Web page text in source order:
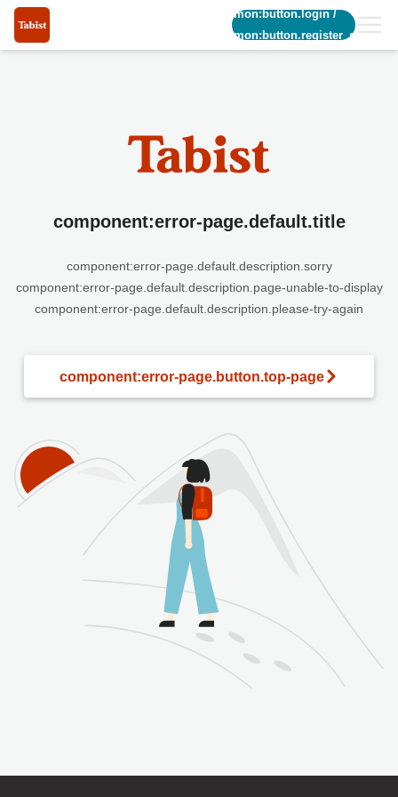
common:button.login/
common:button.register_short
component:error-page.default.title
component:error-page.default.description.sorry
component:error-page.default.description.page-unable-to-display
component:error-page.default.description.please-try-again
component:error-page.button.top-page